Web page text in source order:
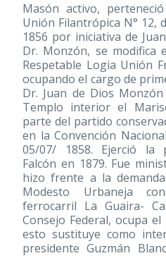
Masón activo,
Unión Filantrópica N° 12,
1856 por iniciativa de
Dr. Monzón, se modifica
Respetable Logia Unión
ocupando el cargo de
Dr. Juan de Dios
Templo interior el
parte del partido
en la Convención
05/07/ 1858. Ejerció la
Falcón en 1879. Fue
hizo frente a la
Modesto Urbaneja
ferrocarril La Guaira-
Consejo Federal, ocupa
esto sustituye como
presidente Guzmán